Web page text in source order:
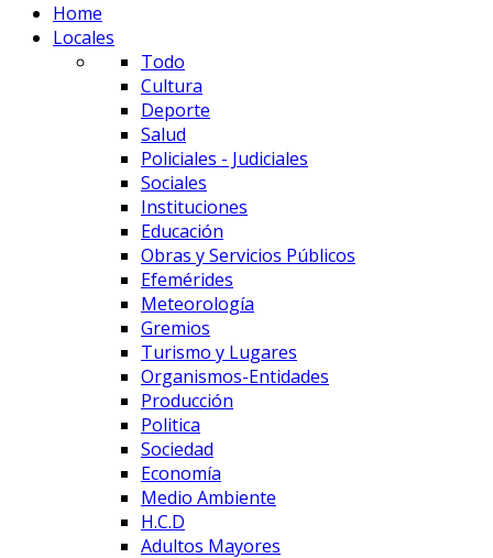
Home
Locales
Todo
Cultura
Deporte
Salud
Policiales - Judiciales
Sociales
Instituciones
Educación
Obras y Servicios Públicos
Efemérides
Meteorología
Gremios
Turismo y Lugares
Organismos-Entidades
Producción
Politica
Sociedad
Economía
Medio Ambiente
H.C.D
Adultos Mayores